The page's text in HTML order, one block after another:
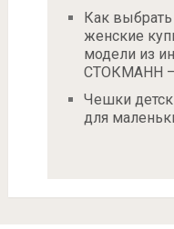
Как
женские
модели из
СТОКМАНН —
Чешки
для